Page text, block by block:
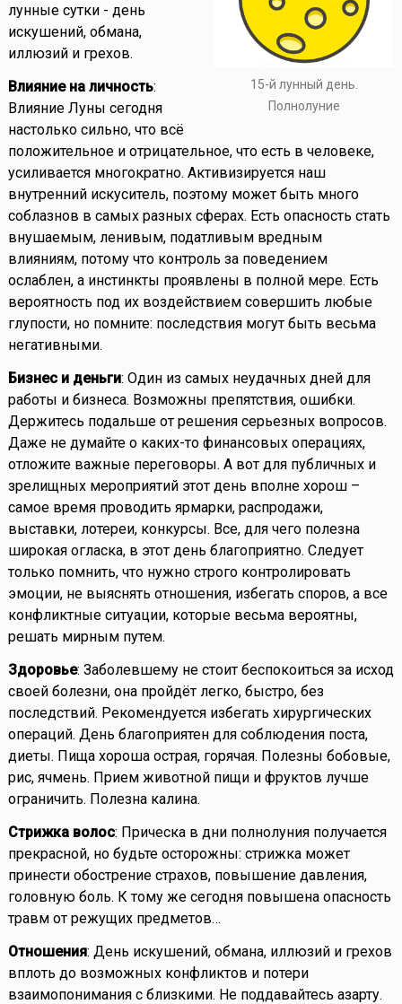
15-й лунный день.
Полнолуние
лунные сутки - день
искушений, обмана,
иллюзий и грехов.
Влияние на личность:
Влияние Луны сегодня
настолько сильно, что всё
положительное и отрицательное, что есть в человеке,
усиливается многократно. Активизируется наш
внутренний искуситель, поэтому может быть много
соблазнов в самых разных сферах. Есть опасность стать
внушаемым, ленивым, податливым вредным
влияниям, потому что контроль за поведением
ослаблен, а инстинкты проявлены в полной мере. Есть
вероятность под их воздействием совершить любые
глупости, но помните: последствия могут быть весьма
негативными.
Бизнес и деньги: Один из самых неудачных дней для
работы и бизнеса. Возможны препятствия, ошибки.
Держитесь подальше от решения серьезных вопросов.
Даже не думайте о каких-то финансовых операциях,
отложите важные переговоры. А вот для публичных и
зрелищных мероприятий этот день вполне хорош –
самое время проводить ярмарки, распродажи,
выставки, лотереи, конкурсы. Все, для чего полезна
широкая огласка, в этот день благоприятно. Следует
только помнить, что нужно строго контролировать
эмоции, не выяснять отношения, избегать споров, а все
конфликтные ситуации, которые весьма вероятны,
решать мирным путем.
Здоровье: Заболевшему не стоит беспокоиться за исход
своей болезни, она пройдёт легко, быстро, без
последствий. Рекомендуется избегать хирургических
операций. День благоприятен для соблюдения поста,
диеты. Пища хороша острая, горячая. Полезны бобовые,
рис, ячмень. Прием животной пищи и фруктов лучше
ограничить. Полезна калина.
Стрижка волос: Прическа в дни полнолуния получается
прекрасной, но будьте осторожны: стрижка может
принести обострение страхов, повышение давления,
головную боль. К тому же сегодня повышена опасность
травм от режущих предметов…
Отношения: День искушений, обмана, иллюзий и грехов
вплоть до возможных конфликтов и потери
взаимопонимания с близкими. Не поддавайтесь азарту.